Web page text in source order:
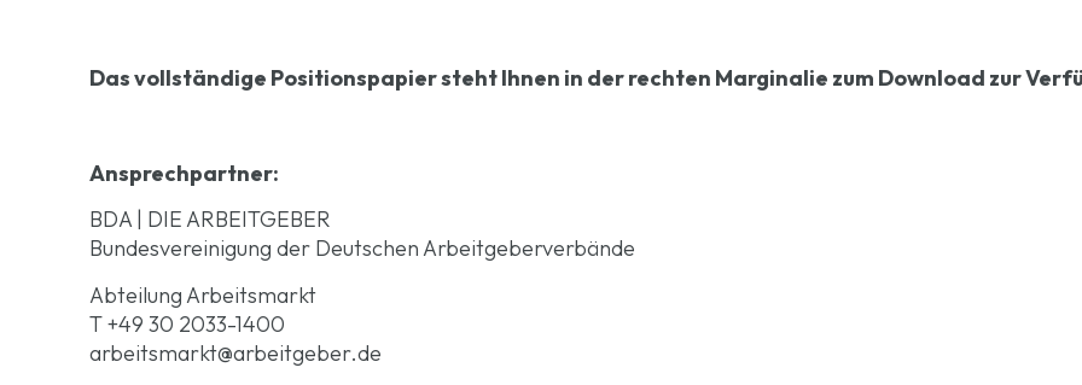
Das vollständige Positionspapier steht Ihnen in der rechten Marginalie zum Download zur
Ansprechpartner:
BDA | DIE ARBEITGEBER
Bundesvereinigung der Deutschen Arbeitgeberverbände
Abteilung Arbeitsmarkt
T +49 30 2033-1400
arbeitsmarkt@arbeitgeber.de